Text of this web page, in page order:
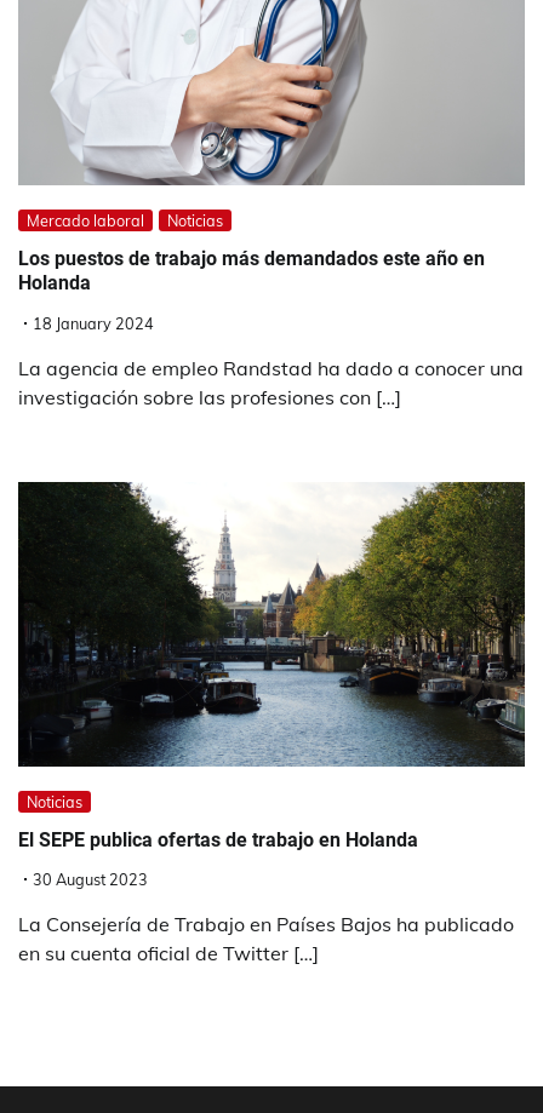
Mercado laboral Noticias
Los puestos de trabajo más demandados este año en
Holanda
18 January 2024
La agencia de empleo Randstad ha dado a conocer una
investigación sobre las profesiones con […]
Noticias
El SEPE publica ofertas de trabajo en Holanda
30 August 2023
La Consejería de Trabajo en Países Bajos ha publicado
en su cuenta oficial de Twitter […]